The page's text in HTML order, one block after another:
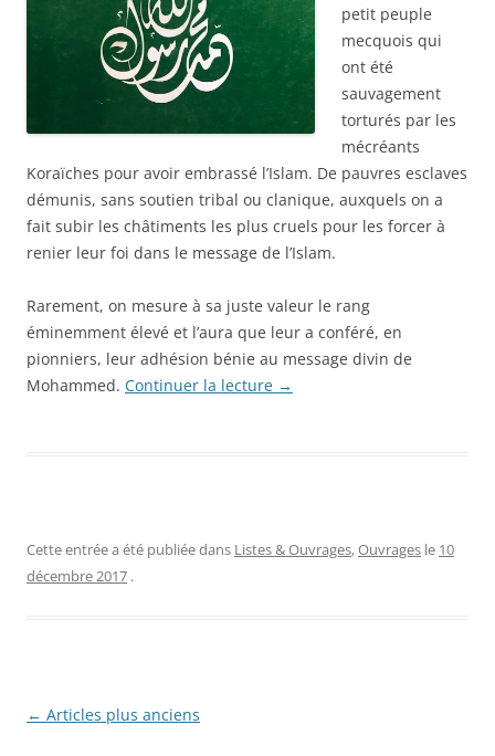
petit peuple
mecquois qui
ont été
sauvagement
torturés par les
mécréants
Koraïches pour avoir embrassé l’Islam. De pauvres esclaves
démunis, sans soutien tribal ou clanique, auxquels on a
fait subir les châtiments les plus cruels pour les forcer à
renier leur foi dans le message de l’Islam.
Rarement, on mesure à sa juste valeur le rang
éminemment élevé et l’aura que leur a conféré, en
pionniers, leur adhésion bénie au message divin de
Mohammed. Continuer la lecture →
Cette entrée a été publiée dans Listes & Ouvrages,Ouvrages le 10
décembre 2017 .
Navigation
← Articles plus anciens